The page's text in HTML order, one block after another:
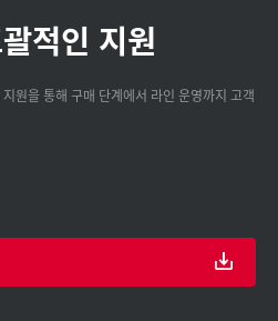
적인 지원
원을 통해 구매 단계에서 라인 운영까지 고객